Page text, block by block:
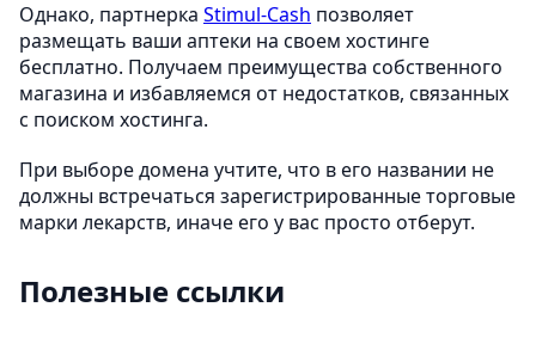
Однако, партнерка Stimul-Cash позволяет
размещать ваши аптеки на своем хостинге
бесплатно. Получаем преимущества собственного
магазина и избавляемся от недостатков, связанных
с поиском хостинга.
При выборе домена учтите, что в его названии не
должны встречаться зарегистрированные торговые
марки лекарств, иначе его у вас просто отберут.
Полезные ссылки